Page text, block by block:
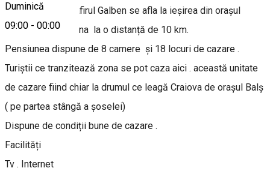
Duminică
09:00 - 00:00
Pensiunea Trandafirul Galben se afla la ieșirea din orașul
Craiova spre Slatina la o distanță de 10 km.
Pensiunea dispune de 8 camere și 18 locuri de cazare .
Turiștii ce tranzitează zona se pot caza aici . această unitate
de cazare fiind chiar la drumul ce leagă Craiova de orașul Balș
( pe partea stângă a șoselei)
Dispune de condiții bune de cazare .
Facilități
Tv . Internet